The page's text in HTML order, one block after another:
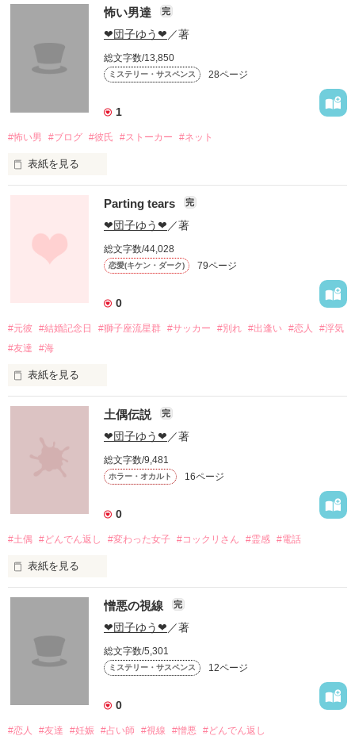
貴方のお姑さんは、どんな人ですか？
現在お姑さんがいない方も、将来こんなお姑さんがいたらどう
怖い男達 完
❤団子ゆう❤／著
総文字数/13,850
ミステリー・サスペンス 28ページ
1
#怖い男 #ブログ #彼氏 #ストーカー #ネット
表紙を見る
あなたは、どんな男性が怖いですか？
【粘着男・苦悩編】を追加しました
２０１０年３月２９日
２０１０年４月２７日
Parting tears 完
❤団子ゆう❤／著
総文字数/44,028
恋愛(キケン・ダーク) 79ページ
0
#元彼 #結婚記念日 #獅子座流星群 #サッカー #別れ #出逢い #恋人
#浮気
#友達
#海
表紙を見る
主人公の結麻は夫と結婚して五年目。
結婚記念日を忘れている様子の夫にガッカリしながら車で帰宅
そして元彼を思い出す追憶の旅が始まる。
作品を読む
土偶伝説 完
❤団子ゆう❤ ／著
総文字数/9,481
ホラー・オカルト 16ページ
0
#土偶 #どんでん返し #変わった女子 #コックリさん #霊感 #電話
表紙を見る
クラスメートに変わった女子が一人いた。
彼女のあだ名は『土偶』
土偶と関わることで、次々と不思議なことが起きる。
憎悪の視線 完
❤団子ゆう❤ ／著
総文字数/5,301
ミステリー・サスペンス 12ページ
0
#恋人 #友達 #妊娠 #占い師 #視線 #憎悪 #どんでん返し